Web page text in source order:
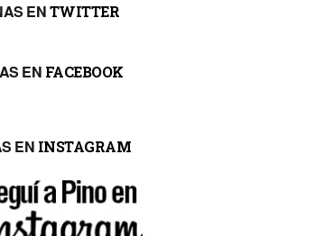
ENTWITTER
EN FACEBOOK
EN INSTAGRAM